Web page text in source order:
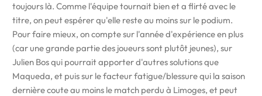
toujours là. Comme l'équipe tournait bien et a flirté avec le
titre, on peut espérer qu'elle reste au moins sur le podium.
Pour faire mieux, on compte sur l'année d'expérience en plus
(car une grande partie des joueurs sont plutôt jeunes), sur
Julien Bos qui pourrait apporter d'autres solutions que
Maqueda, et puis sur le facteur fatigue/blessure qui la saison
dernière coute au moins le match perdu à Limoges, et peut